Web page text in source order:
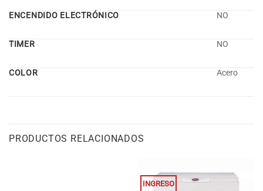
ENCENDIDO ELECTRÓNICO NO
TIMER NO
COLOR Acero
PRODUCTOS RELACIONADOS
INGRESO